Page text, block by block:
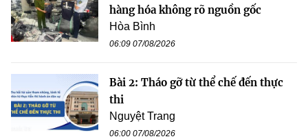
hàng hóa không rõ nguồn gốc
Hòa Bình
06:09 07/08/2026
Bài 2: Tháo gỡ từ thể chế đến thực
thi
Nguyệt Trang
06:00 07/08/2026